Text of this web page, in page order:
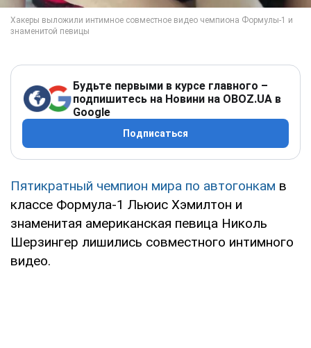
Будьте первыми в курсе главного –
подпишитесь на Новини на OBOZ.UA в
Google
Подписаться
Пятикратный чемпион мира по автогонкам в
классе Формула-1 Льюис Хэмилтон и
знаменитая американская певица Николь
Шерзингер лишились совместного интимного
видео.